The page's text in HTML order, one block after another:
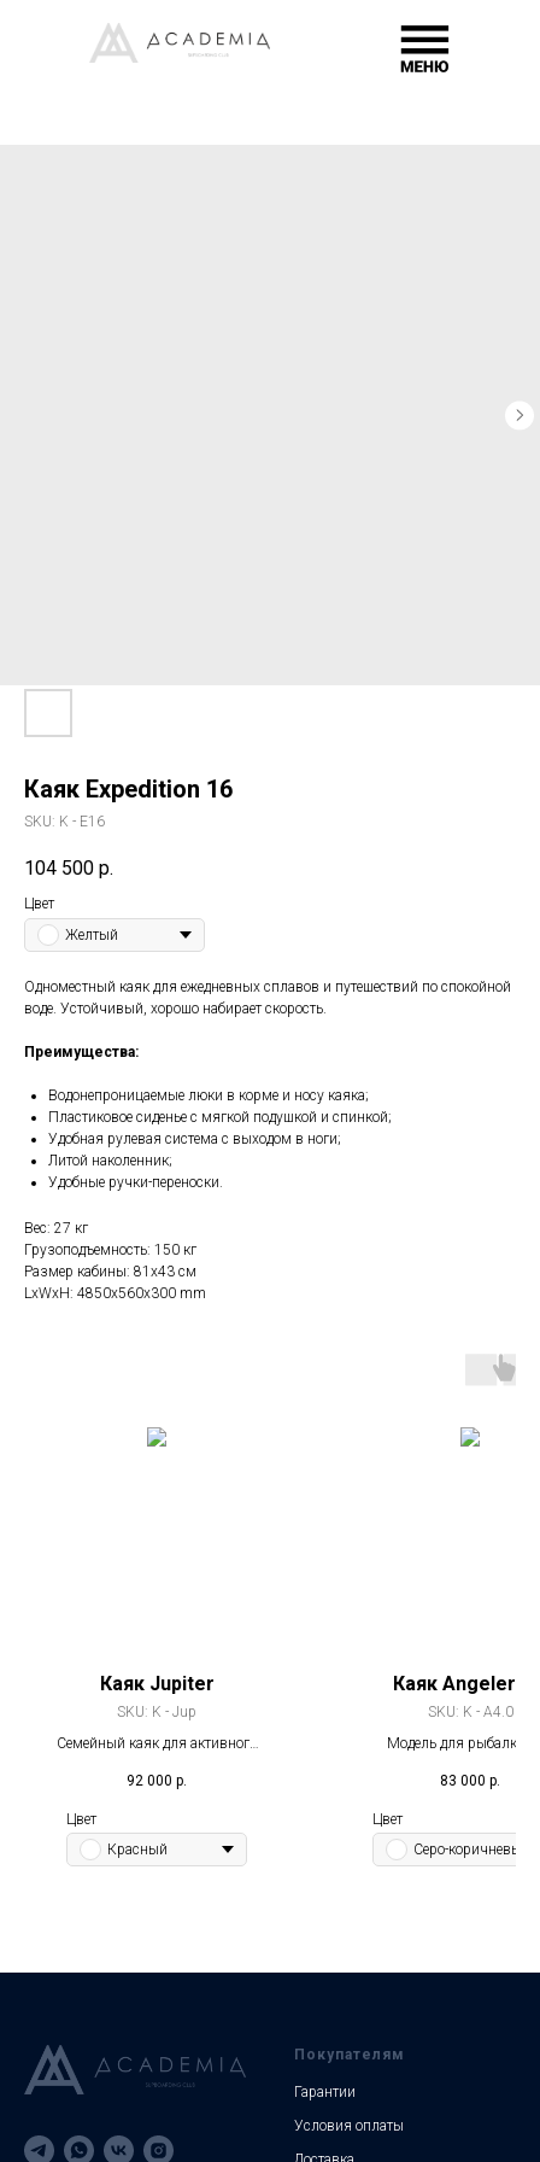
Каяк Expedition 16
SKU: K - E16
104 500 р.
Цвет
Желтый
Одноместный каяк для ежедневных сплавов и путешествий по спокойной
воде. Устойчивый, хорошо набирает скорость.
Преимущества:
Водонепроницаемые люки в корме и носу каяка;
Пластиковое сиденье с мягкой подушкой и спинкой;
Удобная рулевая система с выходом в ноги;
Литой наколенник;
Удобные ручки-переноски.
Вес: 27 кг
Грузоподъемность: 150 кг
Размер кабины: 81x43 см
LxWxH: 4850x560x300 mm
Каяк Jupiter
SKU: K - Jup
Семейный каяк для активного
разгоняется
92 000 р.
Цвет
Красный
Каяк Angeler
SKU: K - А4.0
Модель для рыбалки
грузоподъёмностью
83 000 р.
Цвет
Серо-коричневый
Покупателям
Гарантии
Условия оплаты